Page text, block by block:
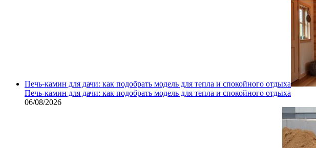
Печь-камин для дачи: как подобрать модель для тепла и спокойного отдыха
Печь-камин для дачи: как подобрать модель для тепла и спокойного отдыха
06/08/2026